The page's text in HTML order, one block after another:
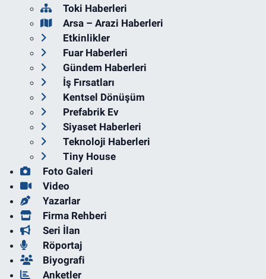
Toki Haberleri
Arsa – Arazi Haberleri
Etkinlikler
Fuar Haberleri
Gündem Haberleri
İş Fırsatları
Kentsel Dönüşüm
Prefabrik Ev
Siyaset Haberleri
Teknoloji Haberleri
Tiny House
Foto Galeri
Video
Yazarlar
Firma Rehberi
Seri İlan
Röportaj
Biyografi
Anketler